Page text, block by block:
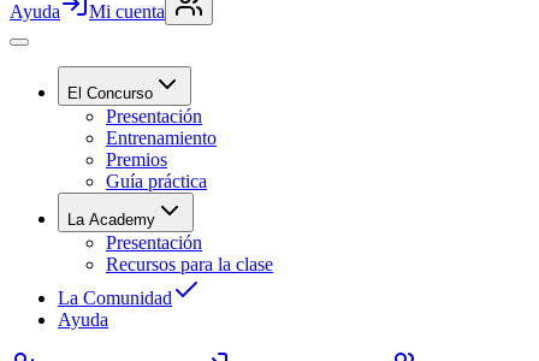
Ayuda
Mi cuenta
El Concurso
Presentación
Entrenamiento
Premios
Guía práctica
La Academy
Presentación
Recursos para la clase
La Comunidad
Ayuda